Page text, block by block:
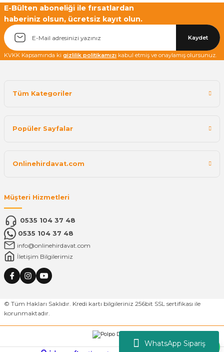
WhatsApp Sipariş
E-Bülten aboneliği ile fırsatlardan
haberiniz olsun, ücretsiz kayıt olun.
Kaydet
KVKK Kapsamında ki gizlilik politikamızı kabul etmiş ve onaylamış olursunuz.
Tüm Kategoriler
Popüler Sayfalar
Onlinehirdavat.com
Müşteri Hizmetleri
0535 104 37 48
0535 104 37 48
info@onlinehirdavat.com
İletişim Bilgilerimiz
© Tüm Hakları Saklıdır. Kredi kartı bilgileriniz 256bit SSL sertifikası ile
korunmaktadır.